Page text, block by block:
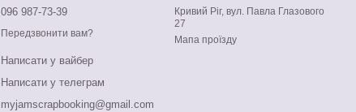
096 987-73-39
Передзвонити вам?
Написати у вайбер
Написати у телеграм
myjamscrapbooking@gmail.com
Кривий Ріг, вул. Павла Глазового
27
Мапа проїзду